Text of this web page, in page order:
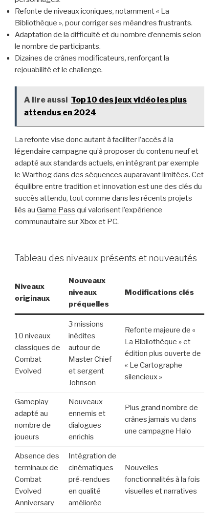
Refonte de niveaux iconiques, notamment « La
Bibliothèque », pour corriger ses méandres frustrants.
Adaptation de la difficulté et du nombre d’ennemis selon
le nombre de participants.
Dizaines de crânes modificateurs, renforçant la
rejouabilité et le challenge.
A lire aussi Top 10 des jeux vidéo les plus
attendus en 2024
La refonte vise donc autant à faciliter l’accès à la
légendaire campagne qu’à proposer du contenu neuf et
adapté aux standards actuels, en intégrant par exemple
le Warthog dans des séquences auparavant limitées. Cet
équilibre entre tradition et innovation est une des clés du
succès attendu, tout comme dans les récents projets
liés au Game Pass qui valorisent l’expérience
communautaire sur Xbox et PC.
Tableau des niveaux présents et nouveautés
Niveaux
originaux
Nouveaux
niveaux
préquelles
Modifications clés
10 niveaux
classiques de
Combat
Evolved
3 missions
inédites
autour de
Master Chief
et sergent
Johnson
Refonte majeure de «
La Bibliothèque » et
édition plus ouverte de
« Le Cartographe
silencieux »
Gameplay
adapté au
nombre de
joueurs
Nouveaux
ennemis et
dialogues
enrichis
Plus grand nombre de
crânes jamais vu dans
une campagne Halo
Absence des
terminaux de
Combat
Evolved
Anniversary
Intégration de
cinématiques
pré-rendues
en qualité
améliorée
Nouvelles
fonctionnalités à la fois
visuelles et narratives